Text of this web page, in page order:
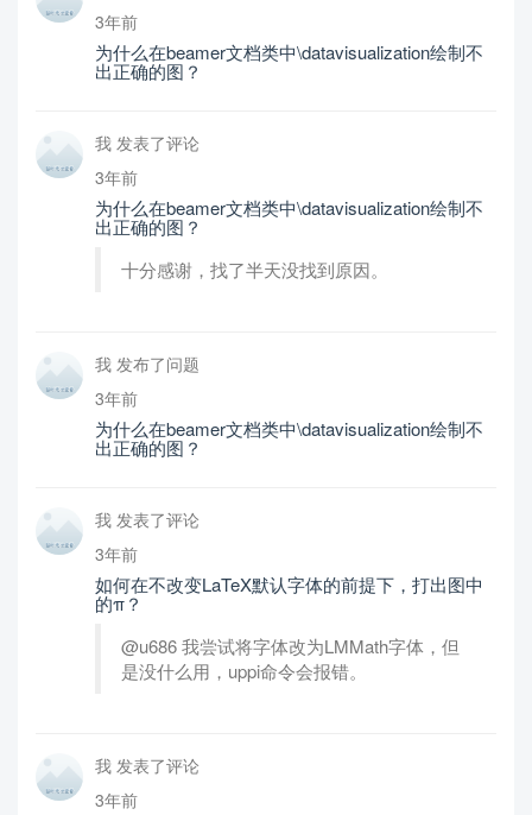
3年前
为什么在beamer文档类中\datavisualization绘制不
出正确的图？
我 发表了评论
3年前
为什么在beamer文档类中\datavisualization绘制不
出正确的图？
十分感谢，找了半天没找到原因。
我 发布了问题
3年前
为什么在beamer文档类中\datavisualization绘制不
出正确的图？
我 发表了评论
3年前
如何在不改变LaTeX默认字体的前提下，打出图中
的π？
@u686 我尝试将字体改为LMMath字体，但
是没什么用，uppi命令会报错。
我 发表了评论
3年前